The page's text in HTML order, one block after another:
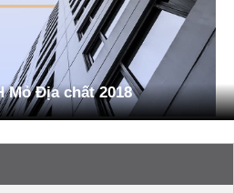
Địa chất 2018